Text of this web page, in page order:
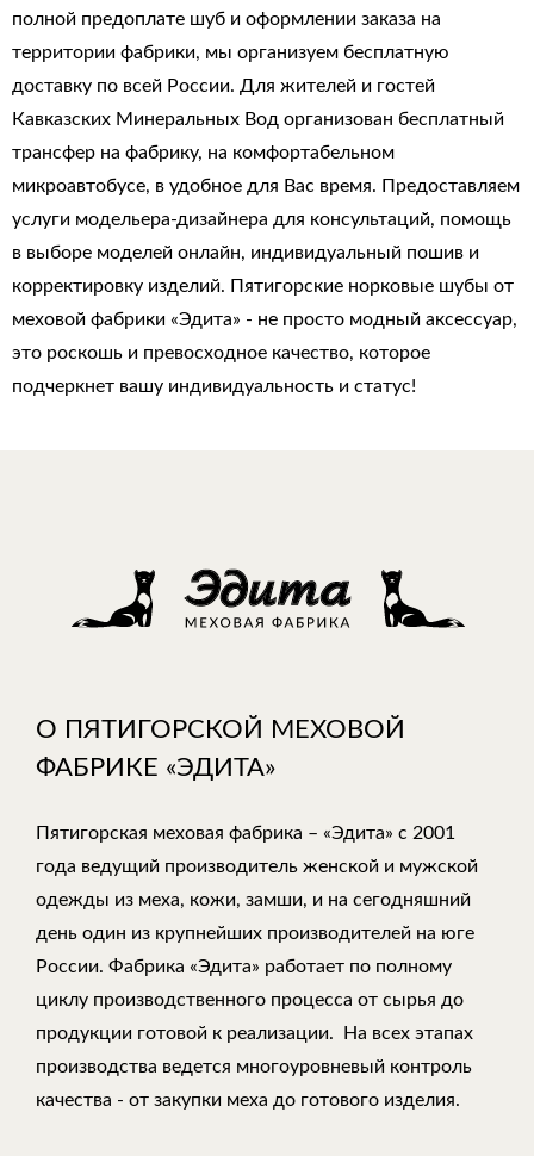
полной предоплате шуб и оформлении заказа на
территории фабрики, мы организуем бесплатную
доставку по всей России. Для жителей и гостей
Кавказских Минеральных Вод организован бесплатный
трансфер на фабрику, на комфортабельном
микроавтобусе, в удобное для Вас время. Предоставляем
услуги модельера-дизайнера для консультаций, помощь
в выборе моделей онлайн, индивидуальный пошив и
корректировку изделий. Пятигорские норковые шубы от
меховой фабрики «Эдита» - не просто модный аксессуар,
это роскошь и превосходное качество, которое
подчеркнет вашу индивидуальность и статус!
О ПЯТИГОРСКОЙ МЕХОВОЙ
ФАБРИКЕ «ЭДИТА»
Пятигорская меховая фабрика – «Эдита» с 2001
года ведущий производитель женской и мужской
одежды из меха, кожи, замши, и на сегодняшний
день один из крупнейших производителей на юге
России. Фабрика «Эдита» работает по полному
циклу производственного процесса от сырья до
продукции готовой к реализации. На всех этапах
производства ведется многоуровневый контроль
качества - от закупки меха до готового изделия.